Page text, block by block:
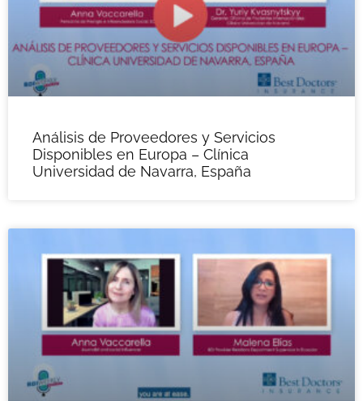
Análisis de Proveedores y Servicios
Disponibles en Europa – Clínica
Universidad de Navarra, España